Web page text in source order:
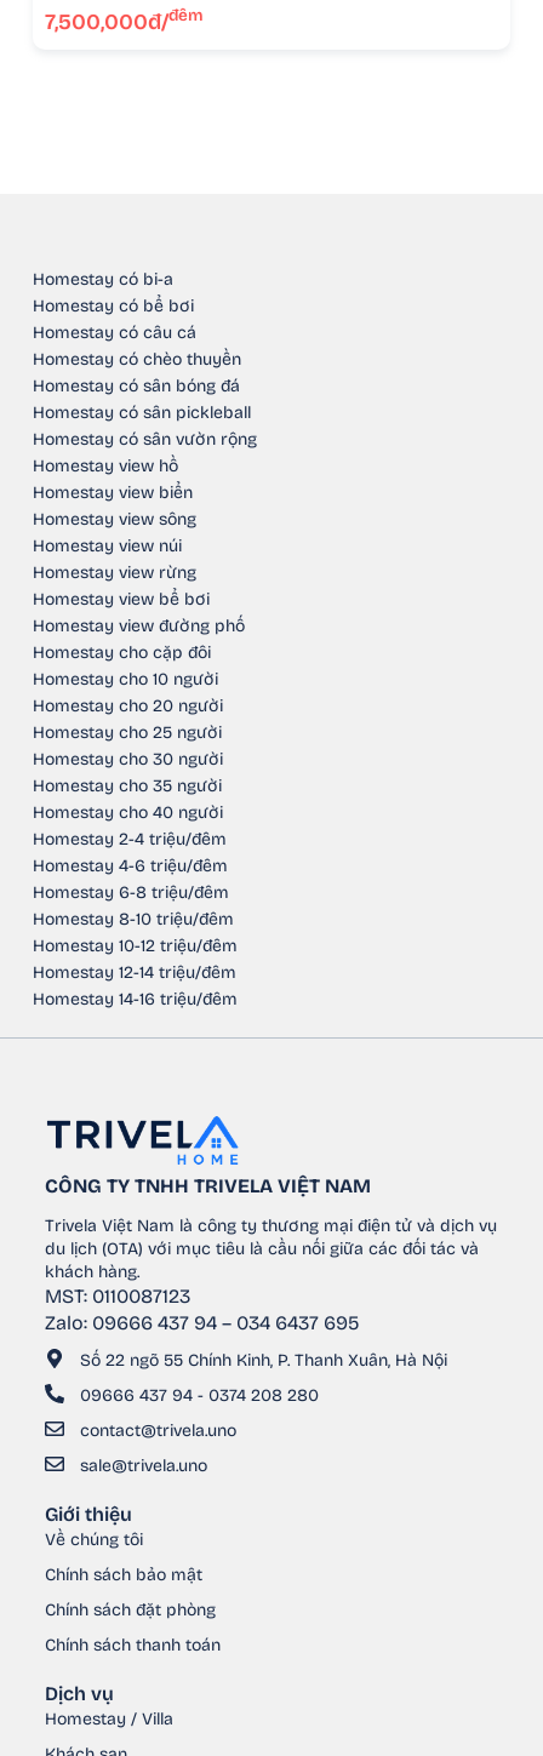
7,500,000đ/đêm
Homestay có bi-a
Homestay có bể bơi
Homestay có câu cá
Homestay có chèo thuyền
Homestay có sân bóng đá
Homestay có sân pickleball
Homestay có sân vườn rộng
Homestay view hồ
Homestay view biển
Homestay view sông
Homestay view núi
Homestay view rừng
Homestay view bể bơi
Homestay view đường phố
Homestay cho cặp đôi
Homestay cho 10 người
Homestay cho 20 người
Homestay cho 25 người
Homestay cho 30 người
Homestay cho 35 người
Homestay cho 40 người
Homestay 2-4 triệu/đêm
Homestay 4-6 triệu/đêm
Homestay 6-8 triệu/đêm
Homestay 8-10 triệu/đêm
Homestay 10-12 triệu/đêm
Homestay 12-14 triệu/đêm
Homestay 14-16 triệu/đêm
CÔNG TY TNHH TRIVELA VIỆT NAM
Trivela Việt Nam là công ty thương mại điện tử và dịch vụ
du lịch (OTA) với mục tiêu là cầu nối giữa các đối tác và
khách hàng.
MST: 0110087123
Zalo: 09666 437 94 – 034 6437 695
Số 22 ngõ 55 Chính Kinh, P. Thanh Xuân, Hà Nội
09666 437 94 - 0374 208 280
contact@trivela.uno
sale@trivela.uno
Giới thiệu
Về chúng tôi
Chính sách bảo mật
Chính sách đặt phòng
Chính sách thanh toán
Dịch vụ
Homestay / Villa